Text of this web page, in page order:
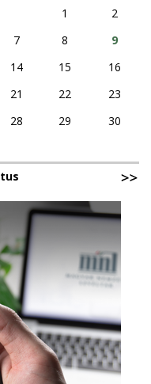
1
2
7 8
9
14 15
16
21 22
23
28 29
30